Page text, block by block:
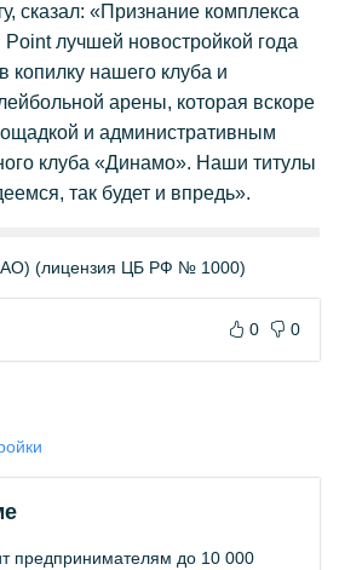
сказал: «Признание комплекса
лучшей новостройкой года
копилку нашего клуба и
арены, которая вскоре
и административным
клуба «Динамо». Наши титулы
так будет и впредь».
(лицензия ЦБ РФ № 1000)
0 0
предпринимателям до 10 000